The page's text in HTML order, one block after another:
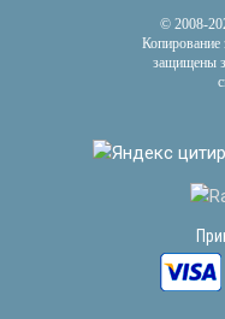
© 2008-
Копирование
защищены